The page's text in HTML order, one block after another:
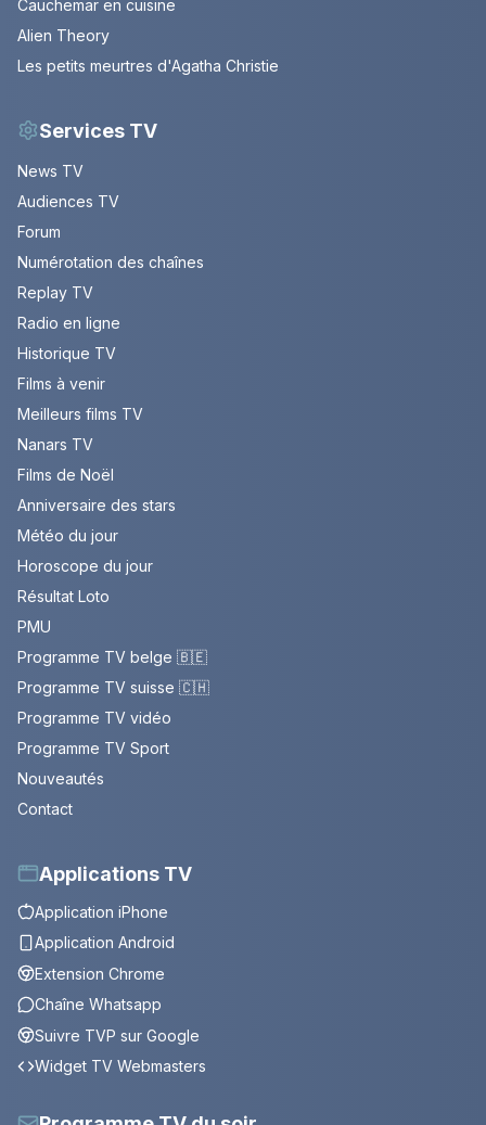
Cauchemar en cuisine
Alien Theory
Les petits meurtres d'Agatha Christie
Services TV
News TV
Audiences TV
Forum
Numérotation des chaînes
Replay TV
Radio en ligne
Historique TV
Films à venir
Meilleurs films TV
Nanars TV
Films de Noël
Anniversaire des stars
Météo du jour
Horoscope du jour
Résultat Loto
PMU
Programme TV belge 🇧🇪
Programme TV suisse 🇨🇭
Programme TV vidéo
Programme TV Sport
Nouveautés
Contact
Applications TV
Application iPhone
Application Android
Extension Chrome
Chaîne Whatsapp
Suivre TVP sur Google
Widget TV Webmasters